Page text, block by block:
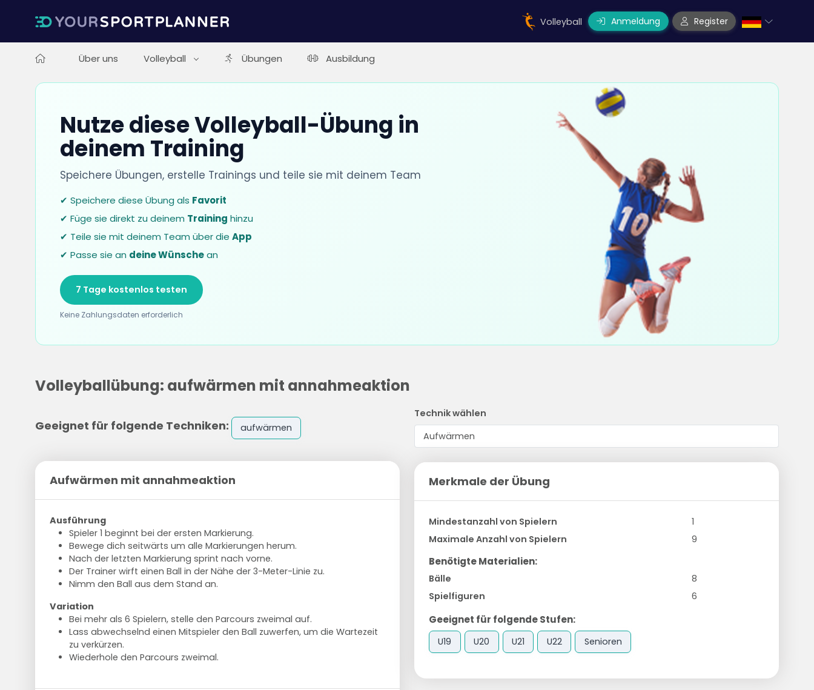
Volleyball Anmeldung Register
Über uns Volleyball Übungen Ausbildung
Nutze diese Volleyball-Übung in
deinem Training
Speichere Übungen, erstelle Trainings und teile sie mit deinem Team
✔ Speichere diese Übung als Favorit
✔ Füge sie direkt zu deinem Training hinzu
✔ Teile sie mit deinem Team über die App
✔ Passe sie an deine Wünschean
7 Tage kostenlos testen
Keine Zahlungsdaten erforderlich
Volleyballübung: aufwärmen mit annahmeaktion
Geeignet für folgende Techniken: aufwärmen
Aufwärmen mit annahmeaktion
Ausführung
Spieler 1 beginnt bei der ersten Markierung.
Bewege dich seitwärts um alle Markierungen herum.
Nach der letzten Markierung sprint nach vorne.
Der Trainer wirft einen Ball in der Nähe der 3-Meter-Linie zu.
Nimm den Ball aus dem Stand an.
Variation
Bei mehr als 6 Spielern, stelle den Parcours zweimal auf.
Lass abwechselnd einen Mitspieler den Ball zuwerfen, um die Wartezeit
zu verkürzen.
Wiederhole den Parcours zweimal.
Technik wählen
Merkmale der Übung
Mindestanzahl von Spielern
1
Maximale Anzahl von Spielern
9
Benötigte Materialien:
Bälle
8
Spielfiguren
6
Geeignet für folgende Stufen:
U19 U20 U21 U22 Senioren